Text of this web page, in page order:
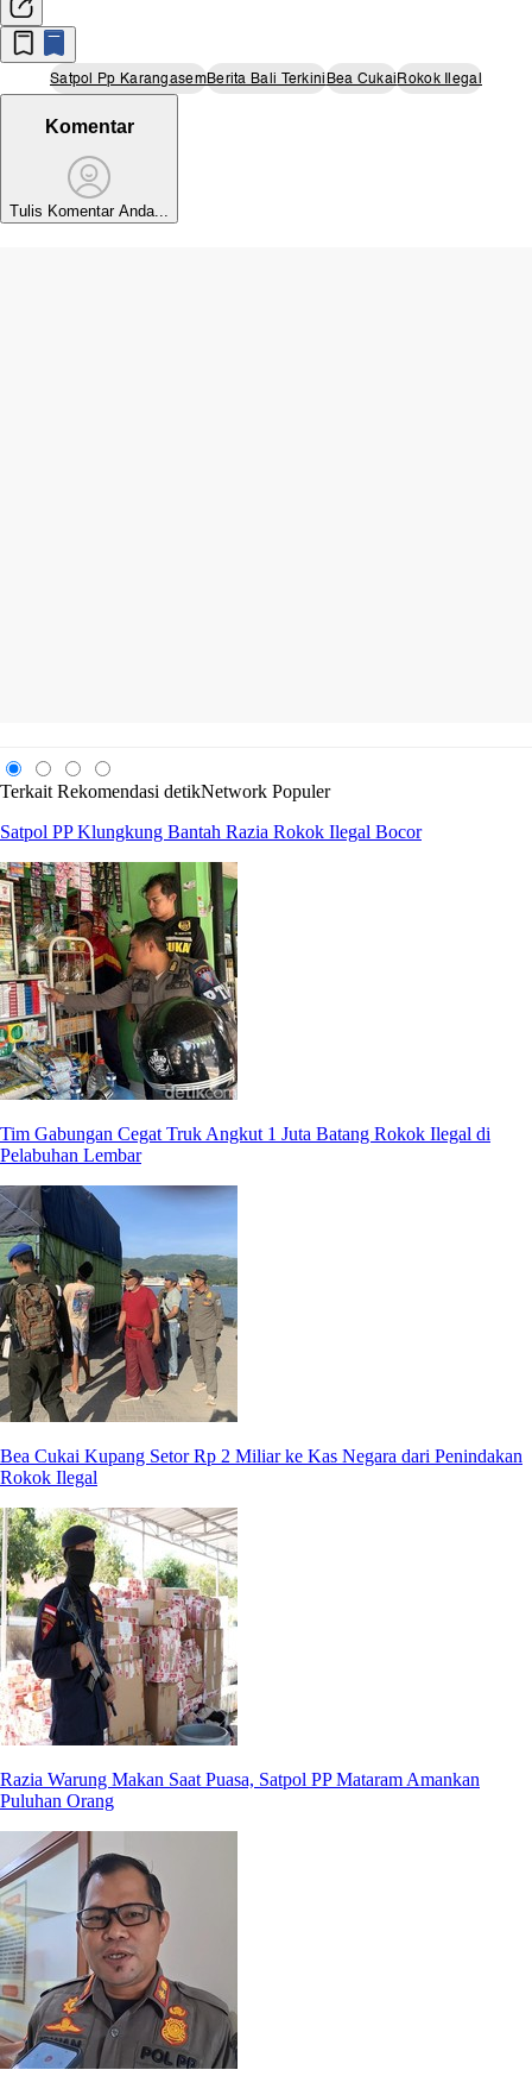
Satpol Pp KarangasemBerita Bali TerkiniBea CukaiRokok Ilegal
Komentar
Tulis Komentar Anda...
Terkait Rekomendasi detikNetwork Populer
Satpol PP Klungkung Bantah Razia Rokok Ilegal Bocor
Tim Gabungan Cegat Truk Angkut 1 Juta Batang Rokok Ilegal di
Pelabuhan Lembar
Bea Cukai Kupang Setor Rp 2 Miliar ke Kas Negara dari Penindakan
Rokok Ilegal
Razia Warung Makan Saat Puasa, Satpol PP Mataram Amankan
Puluhan Orang